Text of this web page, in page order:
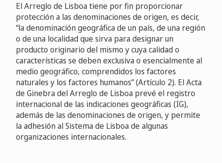
El Arreglo de Lisboa tiene por fin proporcionar
protección a las denominaciones de origen, es decir,
“la denominación geográfica de un país, de una región
o de una localidad que sirva para designar un
producto originario del mismo y cuya calidad o
características se deben exclusiva o esencialmente al
medio geográfico, comprendidos los factores
naturales y los factores humanos” (Artículo 2). El Acta
de Ginebra del Arreglo de Lisboa prevé el registro
internacional de las indicaciones geográficas (IG),
además de las denominaciones de origen, y permite
la adhesión al Sistema de Lisboa de algunas
organizaciones internacionales.